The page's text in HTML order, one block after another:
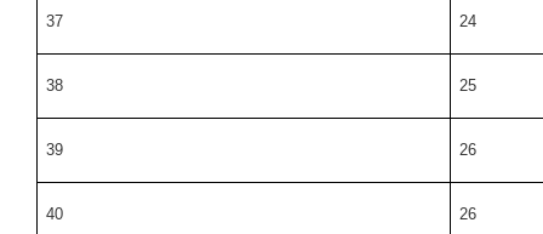
37 24
38 25
39 26
40 26